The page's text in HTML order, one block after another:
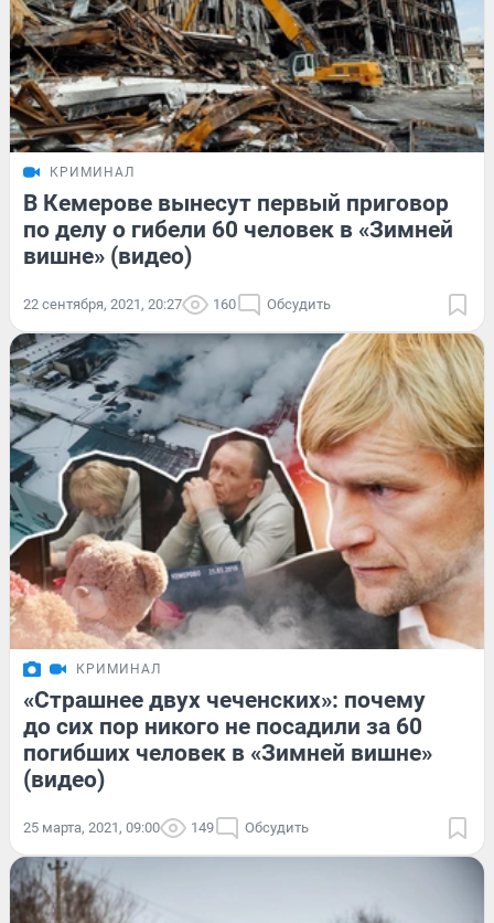
КРИМИНАЛ
В Кемерове вынесут первый приговор
по делу о гибели 60 человек в «Зимней
вишне» (видео)
22 сентября, 2021, 20:27 160 Обсудить
КРИМИНАЛ
«Страшнее двух чеченских»: почему
до сих пор никого не посадили за 60
погибших человек в «Зимней вишне»
(видео)
25 марта, 2021, 09:00 149 Обсудить